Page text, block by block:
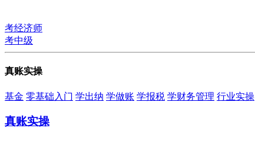
考经济师
考中级
真账实操
基金 零基础入门 学出纳 学做账 学报税 学财务管理 行业实操
真账实操